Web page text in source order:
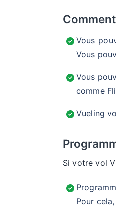
Vous
Vous
Vous
comme
Vueling
Si votre vol
Pour